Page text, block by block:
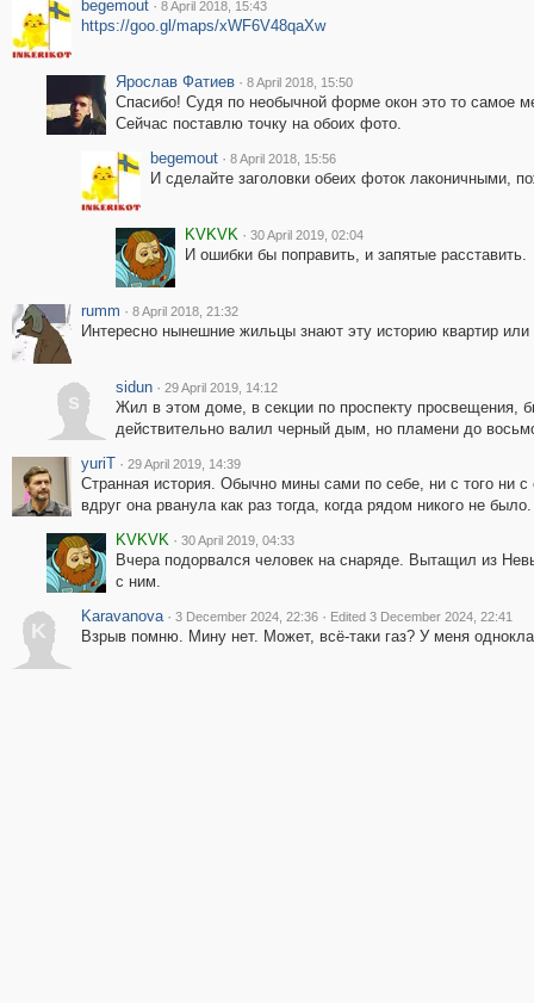
begemout · 8 April 2018, 15:43
https://goo.gl/maps/xWF6V48qaXw
Ярослав Фатиев · 8 April 2018, 15:50
Спасибо! Судя по необычной форме окон это то самое
Сейчас поставлю точку на обоих фото.
begemout · 8 April 2018, 15:56
И сделайте заголовки обеих фоток лаконичными,
KVKVK · 30 April 2019, 02:04
И ошибки бы поправить, и запятые расставить.
rumm · 8 April 2018, 21:32
Интересно нынешние жильцы знают эту историю квартир или
s
sidun · 29 April 2019, 14:12
Жил в этом доме, в секции по проспекту просвещения,
действительно валил черный дым, но пламени до
yuriT · 29 April 2019, 14:39
Странная история. Обычно мины сами по себе, ни с того ни с
вдруг она рванула как раз тогда, когда рядом никого не было.
KVKVK · 30 April 2019, 04:33
Вчера подорвался человек на снаряде. Вытащил из
с ним.
K
Karavanova · 3 December 2024, 22:36 · Edited 3 December 2024, 22:41
Взрыв помню. Мину нет. Может, всё-таки газ? У меня